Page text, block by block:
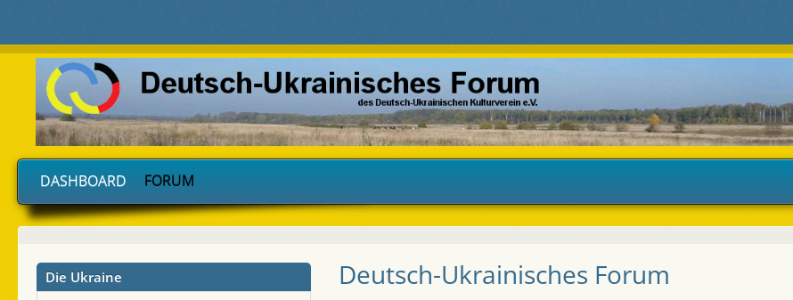
DASHBOARD FORUM
Die Ukraine
Deutsch-Ukrainisches Forum